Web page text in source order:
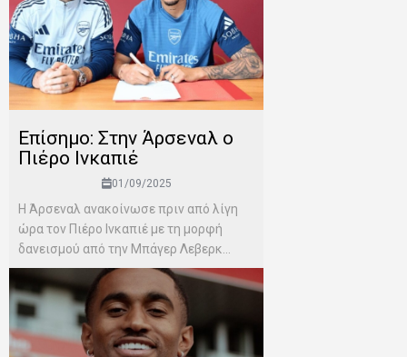
Επίσημο: Στην Άρσεναλ ο
Πιέρο Ινκαπιέ
01/09/2025
Η Άρσεναλ ανακοίνωσε πριν από λίγη
ώρα τον Πιέρο Ινκαπιέ με τη μορφή
δανεισμού από την Μπάγερ Λεβερκ...